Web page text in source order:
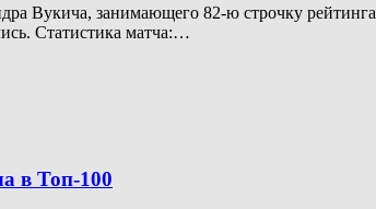
Вукича, занимающего 82-ю строчку
Статистика матча:…
в Топ-100